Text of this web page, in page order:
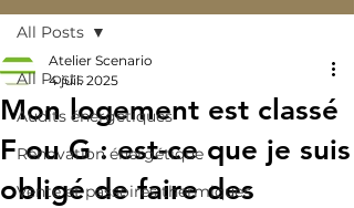
All Posts
Audits énergétiques
Rénovation énergétique
Vente et passoires thermiques
All Posts
Mon logement est classé
F ou G : est-ce que je suis
obligé de faire des
Atelier Scenario
4 juil. 2025